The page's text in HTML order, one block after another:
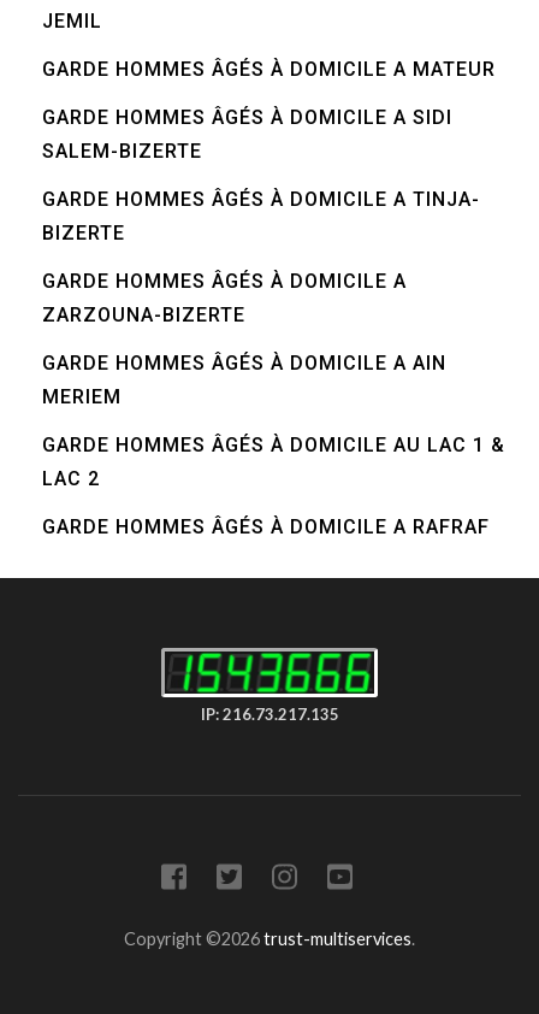
JEMIL
GARDE HOMMES ÂGÉS À DOMICILE A MATEUR
GARDE HOMMES ÂGÉS À DOMICILE A SIDI
SALEM-BIZERTE
GARDE HOMMES ÂGÉS À DOMICILE A TINJA-
BIZERTE
GARDE HOMMES ÂGÉS À DOMICILE A
ZARZOUNA-BIZERTE
GARDE HOMMES ÂGÉS À DOMICILE A AIN
MERIEM
GARDE HOMMES ÂGÉS À DOMICILE AU LAC 1 &
LAC 2
GARDE HOMMES ÂGÉS À DOMICILE A RAFRAF
IP: 216.73.217.135
Copyright ©2026trust-multiservices.